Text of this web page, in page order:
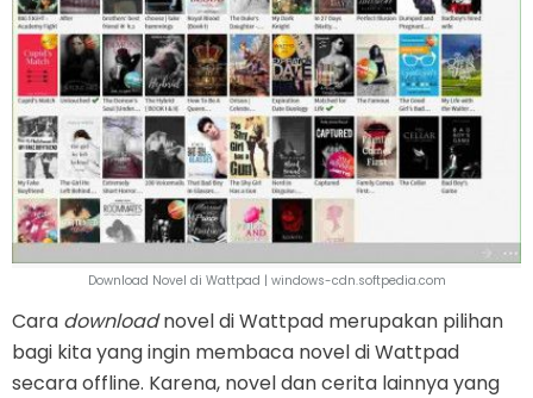
Download Novel di Wattpad | windows-cdn.softpedia.com
Cara downloadnovel di Wattpad merupakan pilihan
bagi kita yang ingin membaca novel di Wattpad
secara offline. Karena, novel dan cerita lainnya yang